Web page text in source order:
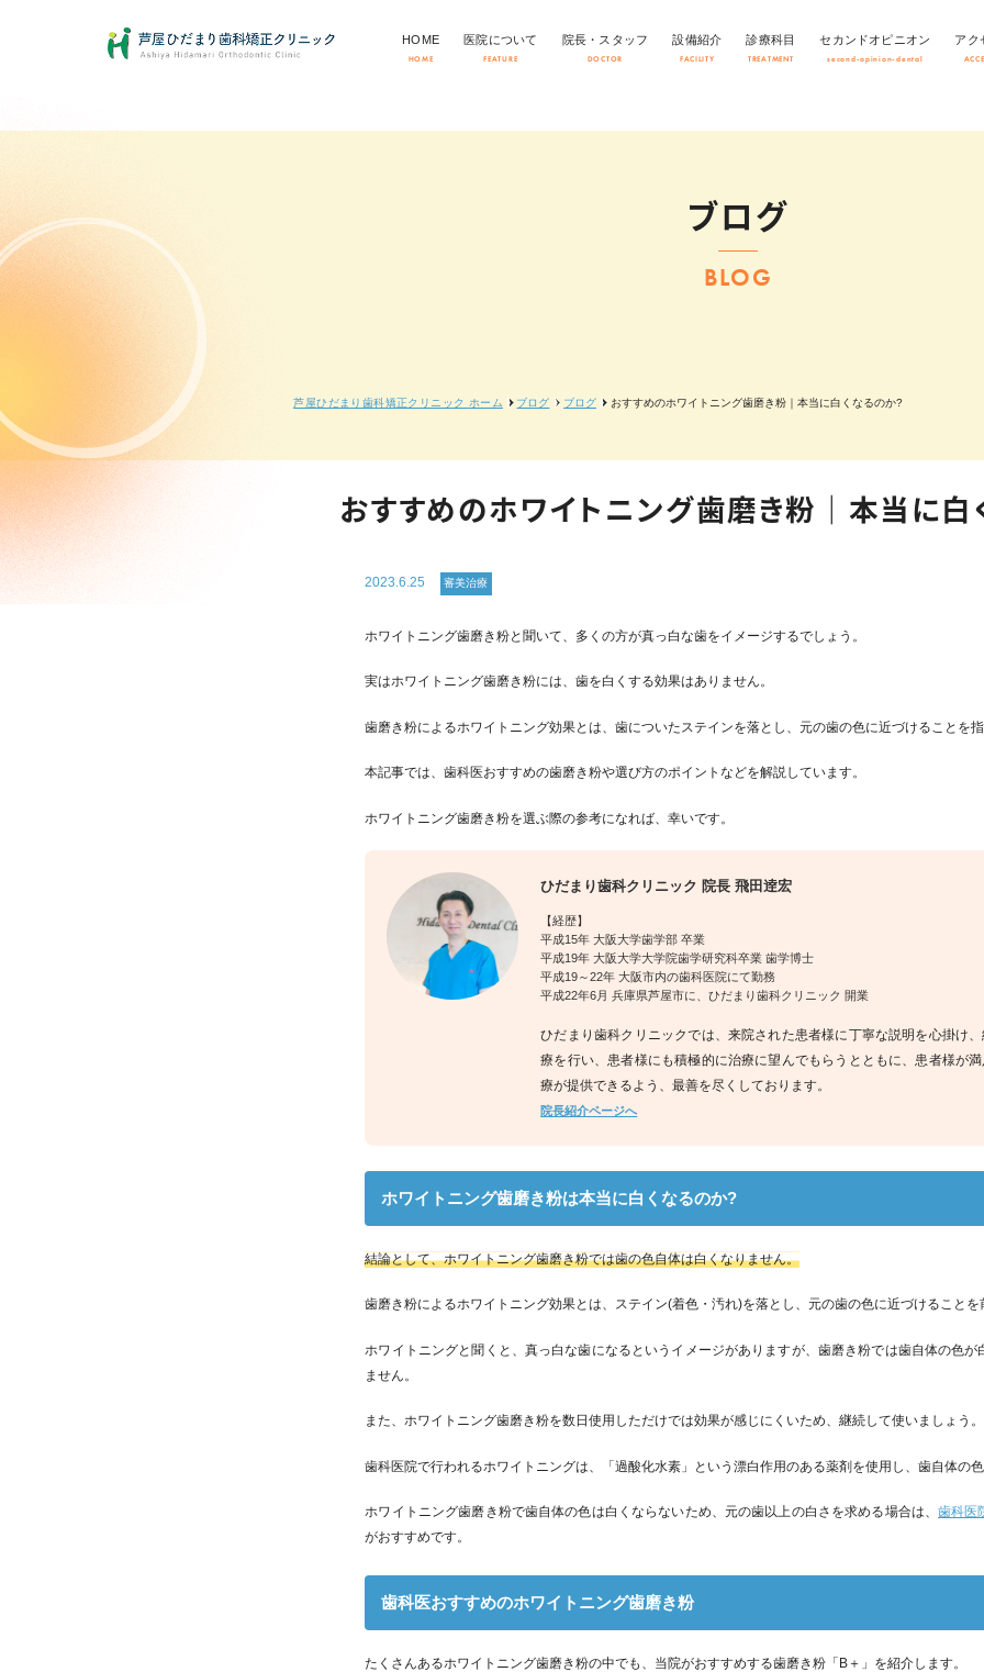
HOME
HOME
医院について
FEATURE
院長・スタッフ
DOCTOR
設備紹介
FACILITY
診療科目
TREATMENT
セカンドオピニオン
second-opinion-dental
アク
ブログ
BLOG
芦屋ひだまり歯科矯正クリニック ホーム ブログ ブログ おすすめのホワイトニング歯磨き粉｜本当に白くなるのか?
おすすめのホワイトニング歯磨き粉｜本当に白
2023.6.25 審美治療
ホワイトニング歯磨き粉と聞いて、多くの方が真っ白な歯をイメージするでしょう。
実はホワイトニング歯磨き粉には、歯を白くする効果はありません。
歯磨き粉によるホワイトニング効果とは、歯についたステインを落とし、元の歯の色に近づけることを指
本記事では、歯科医おすすめの歯磨き粉や選び方のポイントなどを解説しています。
ホワイトニング歯磨き粉を選ぶ際の参考になれば、幸いです。
ひだまり歯科クリニック 院長 飛田逹宏
【経歴】
平成15年 大阪大学歯学部 卒業
平成19年 大阪大学大学院歯学研究科卒業 歯学博士
平成19～22年 大阪市内の歯科医院にて勤務
平成22年6月 兵庫県芦屋市に、ひだまり歯科クリニック 開業
ひだまり歯科クリニックでは、来院された患者様に丁寧な説明を心掛け
療を行い、患者様にも積極的に治療に望んでもらうとともに、患者様が
療が提供できるよう、最善を尽くしております。
院長紹介ページへ
ホワイトニング歯磨き粉は本当に白くなるのか?
結論として、ホワイトニング歯磨き粉では歯の色自体は白くなりません。
歯磨き粉によるホワイトニング効果とは、ステイン(着色・汚れ)を落とし、元の歯の色に近づけることを
ホワイトニングと聞くと、真っ白な歯になるというイメージがありますが、歯磨き粉では歯自体の色が
ません。
また、ホワイトニング歯磨き粉を数日使用しただけでは効果が感じにくいため、継続して使いましょう。
歯科医院で行われるホワイトニングは、「過酸化水素」という漂白作用のある薬剤を使用し、歯自体の色
ホワイトニング歯磨き粉で歯自体の色は白くならないため、元の歯以上の白さを求める場合は、歯科医
がおすすめです。
歯科医おすすめのホワイトニング歯磨き粉
たくさんあるホワイトニング歯磨き粉の中でも、当院がおすすめする歯磨き粉「B＋」を紹介します。